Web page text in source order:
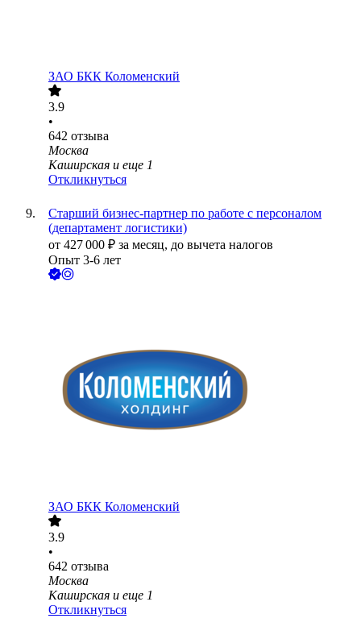
ЗАО БКК Коломенский
3.9
•
642 отзыва
Москва
Каширская и еще 1
Откликнуться
Старший бизнес-партнер по работе с персоналом
(департамент логистики)
от 427 000 ₽ за месяц, до вычета налогов
Опыт 3-6 лет
ЗАО БКК Коломенский
3.9
•
642 отзыва
Москва
Каширская и еще 1
Откликнуться